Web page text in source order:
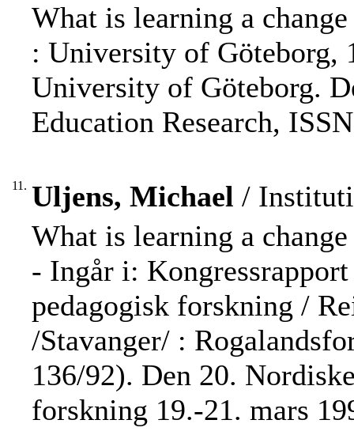
What is learning a
: University of Göteborg,
University of Göteborg.
Education Research,
11. Uljens, Michael /
What is learning a
- Ingår i:
pedagogisk forskning /
/Stavanger/ :
136/92). Den 20.
forskning 19.-21. mars